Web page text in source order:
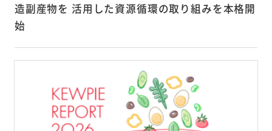
造副産物を 活用した資源循環の取り組みを本格開
始